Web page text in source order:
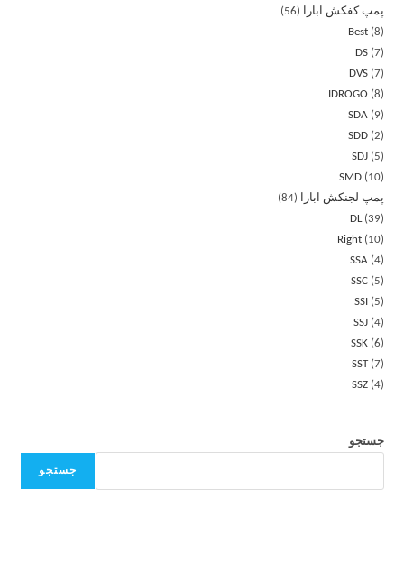
پمپ کفکش ابارا
56
Best 8
DS 7
DVS 7
IDROGO
8
SDA
9
SDD 2
SDJ
5
SMD
10
پمپ لجنکش ابارا
84
DL 39
Right
10
SSA 4
SSC
5
SSI
5
SSJ 4
SSK 6
SST 7
SSZ 4
جستجو
جستجو